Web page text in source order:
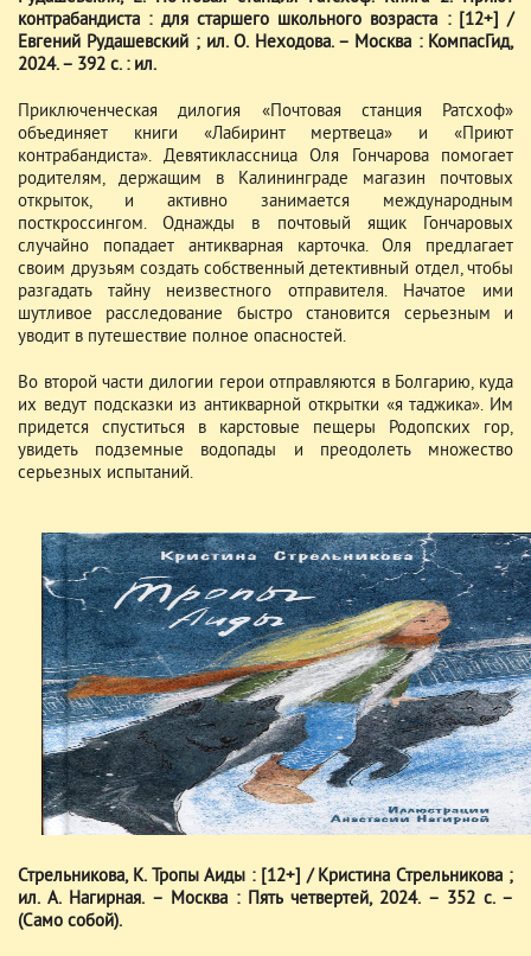
контрабандиста : для старшего школьного возраста : [12+] /
Евгений Рудашевский ; ил. О. Неходова. – Москва : КомпасГид,
2024. – 392 с. : ил.
Приключенческая дилогия «Почтовая станция Ратсхоф»
объединяет книги «Лабиринт мертвеца» и «Приют
контрабандиста». Девятиклассница Оля Гончарова помогает
родителям, держащим в Калининграде магазин почтовых
открыток, и активно занимается международным
посткроссингом. Однажды в почтовый ящик Гончаровых
случайно попадает антикварная карточка. Оля предлагает
своим друзьям создать собственный детективный отдел, чтобы
разгадать тайну неизвестного отправителя. Начатое ими
шутливое расследование быстро становится серьезным и
уводит в путешествие полное опасностей.
Во второй части дилогии герои отправляются в Болгарию, куда
их ведут подсказки из антикварной открытки «я таджика». Им
придется спуститься в карстовые пещеры Родопских гор,
увидеть подземные водопады и преодолеть множество
серьезных испытаний.
Стрельникова, К. Тропы Аиды : [12+] / Кристина Стрельникова ;
ил. А. Нагирная. – Москва : Пять четвертей, 2024. – 352 с. –
(Само собой).